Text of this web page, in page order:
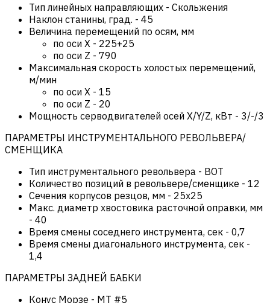
Тип линейных направляющих - Скольжения
Наклон станины, град. - 45
Величина перемещений по осям, мм
по оси Х - 225+25
по оси Z - 790
Максимальная скорость холостых перемещений,
м/мин
по оси Х - 15
по оси Z - 20
Мощность серводвигателей осей X/Y/Z, кВт - 3/-/3
ПАРАМЕТРЫ ИНСТРУМЕНТАЛЬНОГО РЕВОЛЬВЕРА/
СМЕНЩИКА
Тип инструментального револьвера - BOT
Количество позиций в револьвере/сменщике - 12
Сечения корпусов резцов, мм - 25х25
Макс. диаметр хвостовика расточной оправки, мм
- 40
Время смены соседнего инструмента, сек - 0,7
Время смены диагонального инструмента, сек -
1,4
ПАРАМЕТРЫ ЗАДНЕЙ БАБКИ
Конус Морзе - MT #5